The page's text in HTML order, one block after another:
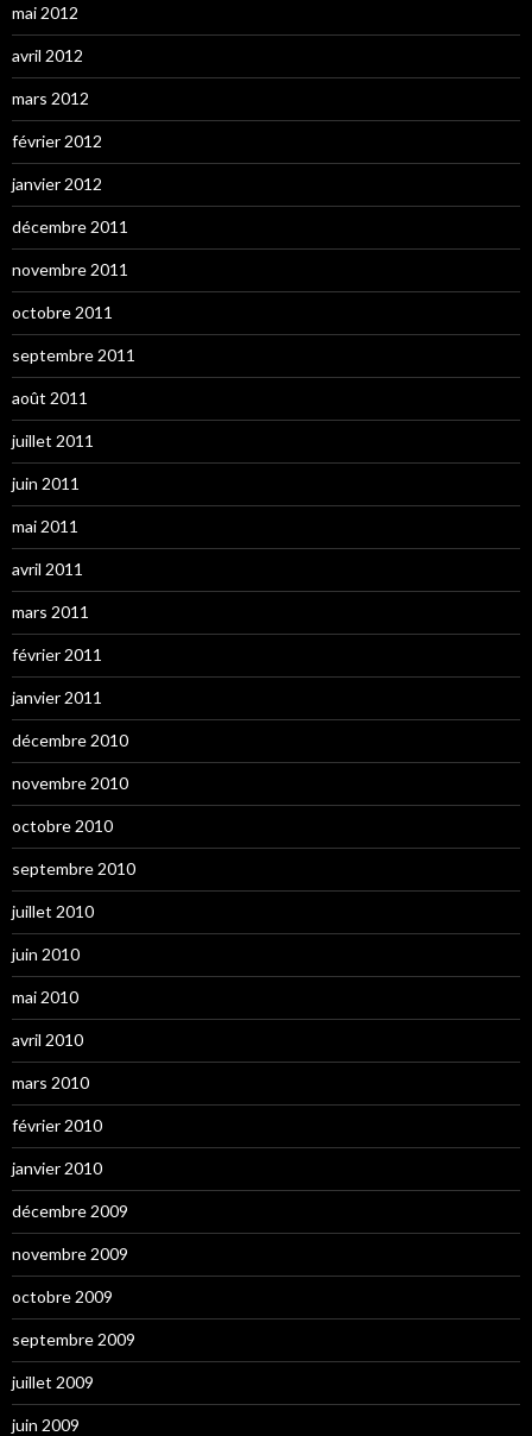
mai 2012
avril 2012
mars 2012
février 2012
janvier 2012
décembre 2011
novembre 2011
octobre 2011
septembre 2011
août 2011
juillet 2011
juin 2011
mai 2011
avril 2011
mars 2011
février 2011
janvier 2011
décembre 2010
novembre 2010
octobre 2010
septembre 2010
juillet 2010
juin 2010
mai 2010
avril 2010
mars 2010
février 2010
janvier 2010
décembre 2009
novembre 2009
octobre 2009
septembre 2009
juillet 2009
juin 2009